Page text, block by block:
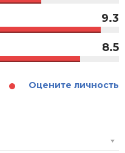
9.3
8.5
Оцените личность